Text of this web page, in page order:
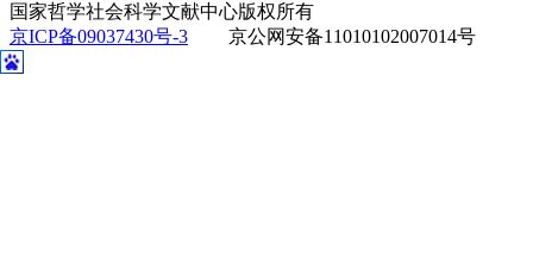
国家哲学社会科学文献中心版权所有
京ICP备09037430号-3
京公网安备11010102007014号